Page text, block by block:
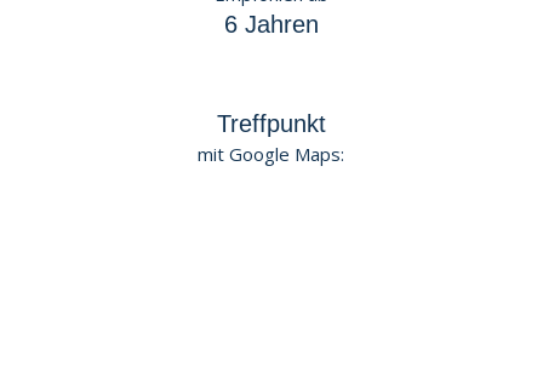
6 Jahren
Treffpunkt
mit Google Maps: